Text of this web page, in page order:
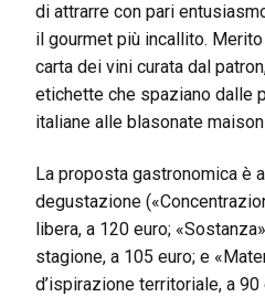
di attrarre con pari
il gourmet più incallito.
carta dei vini curata dal
etichette che spaziano dalle
italiane alle blasonate maison
La proposta gastronomica è
degustazione
libera, a 120 euro;
stagione, a 105 euro; e
d’ispirazione territoriale, a